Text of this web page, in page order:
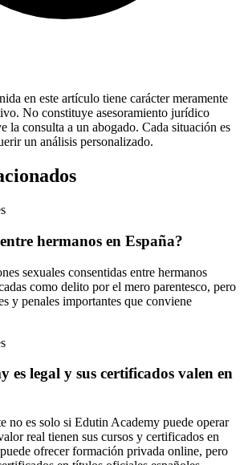
en este artículo tiene carácter meramente
No constituye asesoramiento jurídico
la consulta a un abogado. Cada situación es
un análisis personalizado.
hermanos en España?
sexuales consentidas entre hermanos
como delito por el mero parentesco, pero
y penales importantes que conviene
es legal y sus certificados valen en
no es solo si Edutin Academy puede operar
real tienen sus cursos y certificados en
ofrecer formación privada online, pero